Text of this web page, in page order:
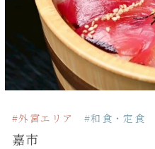
#外宮エリア #和食・定食
嘉市